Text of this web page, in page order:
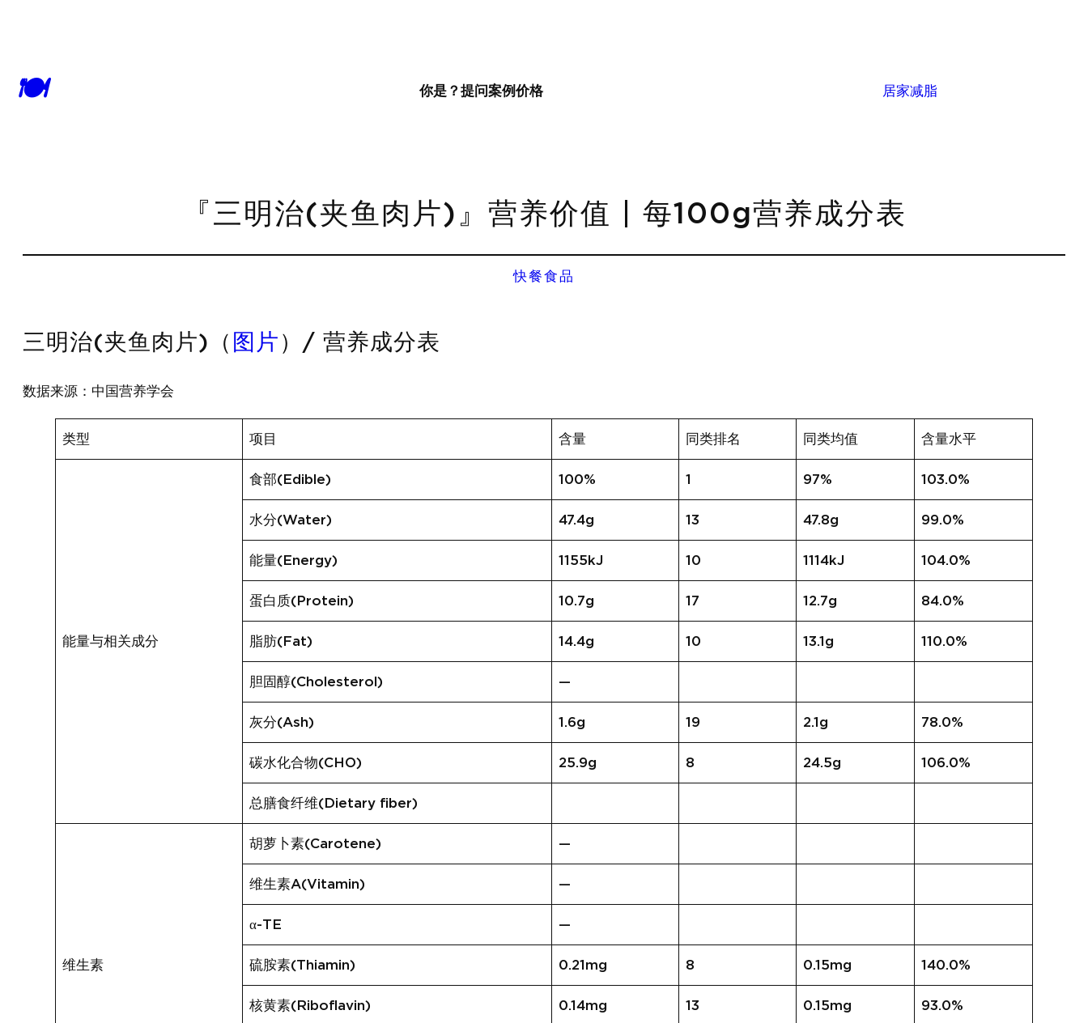
🍽 你是？ 提问案例价格 居家减脂
『三明治(夹鱼肉片)』营养价值 | 每100g营养成分表
快餐食品
三明治(夹鱼肉片)（ 图片 ）/ 营养成分表
数据来源：中国营养学会
类型 项目 含量 同类排名 同类均值 含量水平
能量与相关成分
食部(Edible) 100% 1 97% 103.0%
水分(Water) 47.4g 13 47.8g 99.0%
能量(Energy) 1155kJ 10 1114kJ 104.0%
蛋白质(Protein) 10.7g 17 12.7g 84.0%
脂肪(Fat) 14.4g 10 13.1g 110.0%
胆固醇(Cholesterol) —
灰分(Ash) 1.6g 19 2.1g 78.0%
碳水化合物(CHO) 25.9g 8 24.5g 106.0%
总膳食纤维(Dietary fiber)
维生素
胡萝卜素(Carotene) —
维生素A(Vitamin) —
α-TE —
硫胺素(Thiamin) 0.21mg 8 0.15mg 140.0%
核黄素(Riboflavin) 0.14mg 13 0.15mg 93.0%